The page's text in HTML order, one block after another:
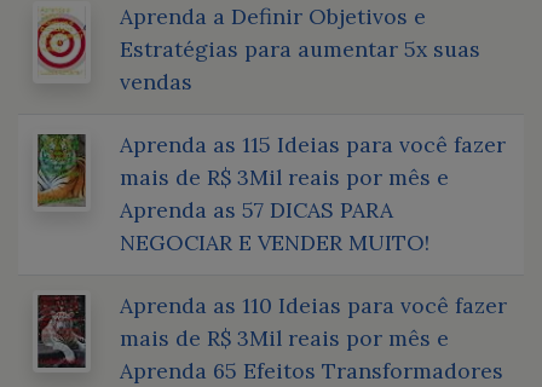
Aprenda a Definir Objetivos e
Estratégias para aumentar 5x suas
vendas
Aprenda as 115 Ideias para você fazer
mais de R$ 3Mil reais por mês e
Aprenda as 57 DICAS PARA
NEGOCIAR E VENDER MUITO!
Aprenda as 110 Ideias para você fazer
mais de R$ 3Mil reais por mês e
Aprenda 65 Efeitos Transformadores